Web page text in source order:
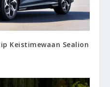
Keistimewaan Sealion